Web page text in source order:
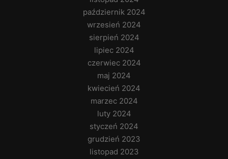
październik 2024
wrzesień 2024
sierpień 2024
lipiec 2024
czerwiec 2024
maj 2024
kwiecień 2024
marzec 2024
luty 2024
styczeń 2024
grudzień 2023
listopad 2023